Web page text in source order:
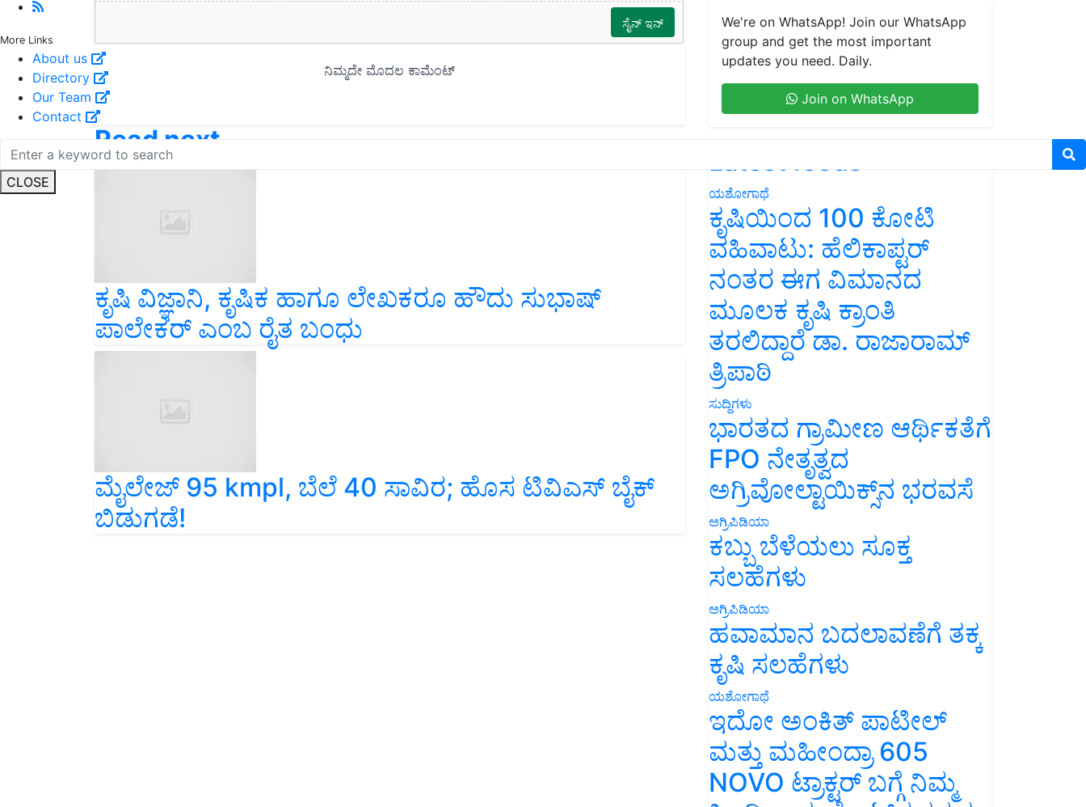
More Links
About us
Directory
Our Team
Contact
CLOSE
Read next
ಕೃಷಿ ವಿಜ್ಞಾನಿ, ಕೃಷಿಕ ಹಾಗೂ ಲೇಖಕರೂ ಹೌದು ಸುಭಾಷ್
ಪಾಲೇಕರ್ ಎಂಬ ರೈತ ಬಂಧು
ಮೈಲೇಜ್ 95 kmpl, ಬೆಲೆ 40 ಸಾವಿರ; ಹೊಸ ಟಿವಿಎಸ್ ಬೈಕ್
ಬಿಡುಗಡೆ!
We're on WhatsApp! Join our WhatsApp
group and get the most important
updates you need. Daily.
Join on WhatsApp
Latest feeds
ಯಶೋಗಾಥೆ
ಕೃಷಿಯಿಂದ 100 ಕೋಟಿ
ವಹಿವಾಟು: ಹೆಲಿಕಾಪ್ಟರ್
ನಂತರ ಈಗ ವಿಮಾನದ
ಮೂಲಕ ಕೃಷಿ ಕ್ರಾಂತಿ
ತರಲಿದ್ದಾರೆ ಡಾ. ರಾಜಾರಾಮ್
ತ್ರಿಪಾಠಿ
ಸುದ್ದಿಗಳು
ಭಾರತದ ಗ್ರಾಮೀಣ ಆರ್ಥಿಕತೆಗೆ
FPO ನೇತೃತ್ವದ
ಅಗ್ರಿವೋಲ್ಟಾಯಿಕ್ಸ್‌ನ ಭರವಸೆ
ಅಗ್ರಿಪಿಡಿಯಾ
ಕಬ್ಬು ಬೆಳೆಯಲು ಸೂಕ್ತ
ಸಲಹೆಗಳು
ಅಗ್ರಿಪಿಡಿಯಾ
ಹವಾಮಾನ ಬದಲಾವಣೆಗೆ ತಕ್ಕ
ಕೃಷಿ ಸಲಹೆಗಳು
ಯಶೋಗಾಥೆ
ಇದೋ ಅಂಕಿತ್ ಪಾಟೀಲ್
ಮತ್ತು ಮಹೀಂದ್ರಾ 605
NOVO ಟ್ರಾಕ್ಟರ್ ಬಗ್ಗೆ ನಿಮ್ಮ